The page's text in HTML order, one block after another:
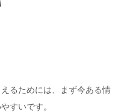
るためには、まず今ある情
すいです。